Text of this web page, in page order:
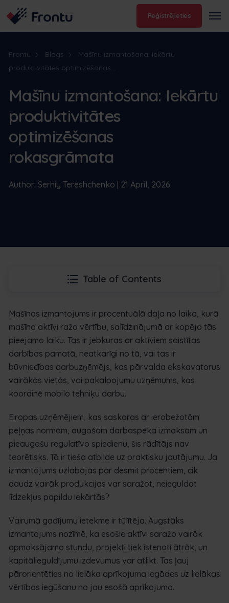
Reģistrējieties
Frontu Blogs
Mašīnu izmantošana: Iekārtu
produktivitātes optimizēšanas...
Mašīnu izmantošana: Iekārtu
produktivitātes
optimizēšanas
rokasgrāmata
Author: Serhiy Tereshchenko | 21 April, 2026
Table of Contents
Mašīnas izmantojums ir procentuālā daļa no laika, kurā
mašīna aktīvi ražo vērtību, salīdzinājumā ar kopējo tās
pieejamo laiku. Tas ir jebkuras ar aktīviem saistītas
darbības pamatā, neatkarīgi no tā, vai tas ir
būvniecības darbuzņēmējs, kas pārvalda ekskavatorus
vairākās vietās, vai pakalpojumu uzņēmums, kas
koordinē mobilo tehniķu darbu.
Eiropas uzņēmējiem, kas saskaras ar ierobežotām
peļņas normām, augošām darbaspēka izmaksām un
pieaugošu regulatīvo spiedienu, šis rādītājs nav
teorētisks. Tā ir tieša atbilde uz praktisku jautājumu. Ja
izmantojums uzlabojas par desmit procentiem, cik
daudz vairāk produkcijas var saražot, neieguldot
līdzekļus papildu iekārtās?
Vairumā gadījumu ietekme ir tūlītēja. Augstāks
izmantojums nozīmē, ka esošie aktīvi saražo vairāk
apmaksājamo stundu, projekti tiek īstenoti ātrāk, un
kapitālieguldījumu izdevumus var atlikt. Tas ļauj
pārorientēties no lielāka aprīkojuma iegādes uz lielākas
vērtības iegūšanu no jau esošā aprīkojuma.